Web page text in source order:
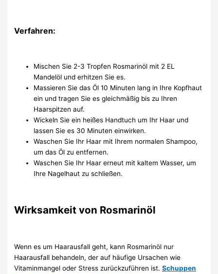
Verfahren:
Mischen Sie 2-3 Tropfen Rosmarinöl mit 2 EL
Mandelöl und erhitzen Sie es.
Massieren Sie das Öl 10 Minuten lang in Ihre Kopfhaut
ein und tragen Sie es gleichmäßig bis zu Ihren
Haarspitzen auf.
Wickeln Sie ein heißes Handtuch um Ihr Haar und
lassen Sie es 30 Minuten einwirken.
Waschen Sie Ihr Haar mit Ihrem normalen Shampoo,
um das Öl zu entfernen.
Waschen Sie Ihr Haar erneut mit kaltem Wasser, um
Ihre Nagelhaut zu schließen.
Wirksamkeit von Rosmarinöl
Wenn es um Haarausfall geht, kann Rosmarinöl nur
Haarausfall behandeln, der auf häufige Ursachen wie
Vitaminmangel oder Stress zurückzuführen ist.Schuppen